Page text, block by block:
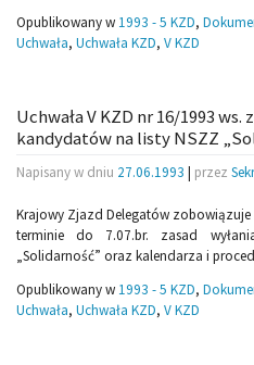
Opublikowany w 1993 - 5 KZD,
Uchwała, Uchwała KZD, V KZD
Uchwała V KZD nr 16/1993 ws.
kandydatów na listy NSZZ
Napisany w dniu 27.06.1993 przez
Krajowy Zjazd Delegatów
terminie do 7.07.br. zasad
„Solidarność” oraz kalendarza i
Opublikowany w 1993 - 5 KZD,
Uchwała, Uchwała KZD, V KZD